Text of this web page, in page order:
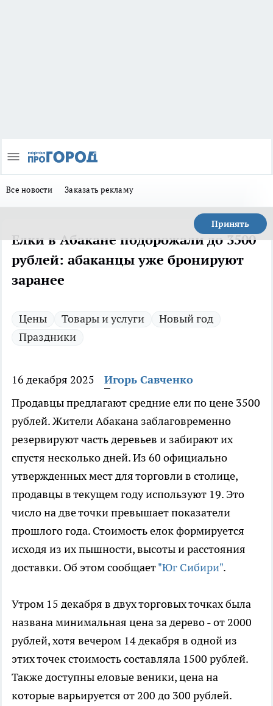
Все новости Заказать рекламу
Принять
Елки в Абакане подорожали до 3500
рублей: абаканцы уже бронируют
заранее
Цены Товары и услуги
Новый год
Праздники
16 декабря 2025
Игорь Савченко
Продавцы предлагают средние ели по цене 3500
рублей. Жители Абакана заблаговременно
резервируют часть деревьев и забирают их
спустя несколько дней. Из 60 официально
утвержденных мест для торговли в столице,
продавцы в текущем году используют 19. Это
число на две точки превышает показатели
прошлого года. Стоимость елок формируется
исходя из их пышности, высоты и расстояния
доставки. Об этом сообщает"Юг Сибири".
Утром 15 декабря в двух торговых точках была
названа минимальная цена за дерево - от 2000
рублей, хотя вечером 14 декабря в одной из
этих точек стоимость составляла 1500 рублей.
Также доступны еловые веники, цена на
которые варьируется от 200 до 300 рублей.